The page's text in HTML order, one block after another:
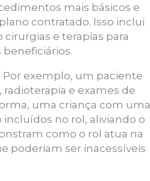
mais básicos e
contratado. Isso inclui
e terapias para
Por exemplo, um paciente
e exames de
uma criança com uma
no rol, aliviando o
como o rol atua na
poderiam ser inacessíveis